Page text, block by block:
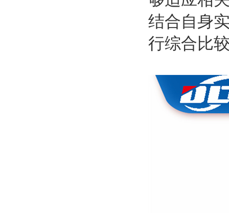
结合自身
行综合比